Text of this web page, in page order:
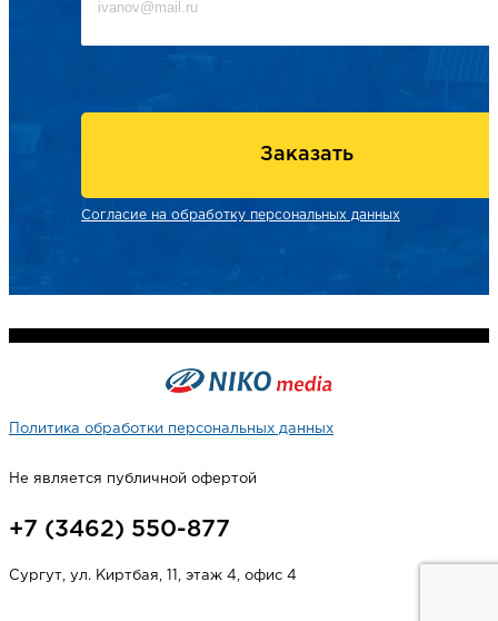
Заказать
Согласие на обработку персональных данных
Политика обработки персональных данных
Не является публичной офертой
+7 (3462) 550-877
Сургут, ул. Киртбая, 11, этаж 4, офис 4